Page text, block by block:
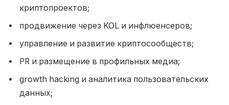
криптопроектов;
продвижение через KOL и инфлюенсеров;
управление и развитие криптосообществ;
PR и размещение в профильных медиа;
growth hacking и аналитика пользовательских
данных;